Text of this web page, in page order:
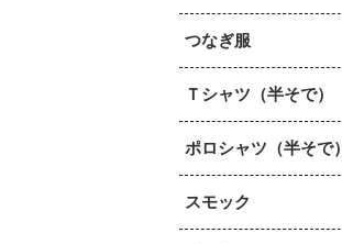
つなぎ服
Ｔシャツ（半そで）
ポロシャツ（半そで）
スモック